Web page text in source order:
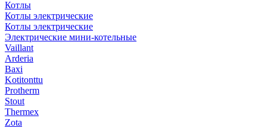
Котлы
Котлы электрические
Котлы электрические
Электрические мини-котельные
Vaillant
Arderia
Baxi
Kotitonttu
Protherm
Stout
Thermex
Zota